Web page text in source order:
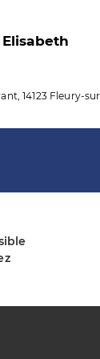
14123 Fleury-